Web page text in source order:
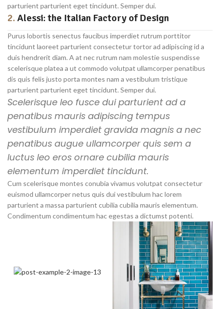
parturient parturient eget tincidunt. Semper dui.
2. Alessi: the Italian Factory of Design
Purus lobortis senectus faucibus imperdiet rutrum porttitor
tincidunt laoreet parturient consectetur tortor ad adipiscing id a
duis hendrerit diam. A at nec rutrum nam molestie suspendisse
scelerisque platea a ut commodo volutpat ullamcorper penatibus
dis quis felis justo porta montes nam a vestibulum tristique
parturient parturient eget tincidunt. Semper dui.
Scelerisque leo fusce dui parturient ad a
penatibus mauris adipiscing tempus
vestibulum imperdiet gravida magnis a nec
penatibus augue ullamcorper quis sem a
luctus leo eros ornare cubilia mauris
elementum imperdiet tincidunt.
Cum scelerisque montes conubia vivamus volutpat consectetur
euismod ullamcorper netus quis dui vestibulum hac lorem
parturient a massa parturient cubilia cubilia mauris elementum.
Condimentum condimentum hac egestas a dictumst potenti.